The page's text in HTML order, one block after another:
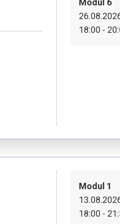
Modul 6
18:00 -
Modul 1
18:00 -